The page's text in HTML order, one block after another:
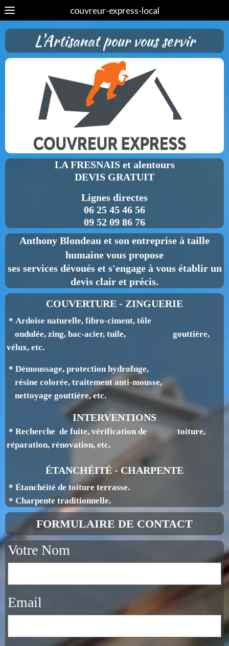
couvreur-express-local
L'Artisanat pour vous servir
LA FRESNAIS et alentours
DEVIS GRATUIT
Lignes directes
06 25 45 46 56
09 52 09 86 76
Anthony Blondeau et son entreprise à taille
humaine vous propose
ses services dévoués et s'engage à vous établir un
devis clair et précis.
COUVERTURE - ZINGUERIE
* Ardoise naturelle, fibro-ciment, tôle
ondulée, zing, bac-acier, tuile, gouttière,
vélux, etc.
* Démoussage, protection hydrofuge,
résine colorée, traitement anti-mousse,
nettoyage gouttière, etc.
INTERVENTIONS
* Recherche de fuite, vérification de toiture,
réparation, rénovation, etc.
ÉTANCHÉITÉ - CHARPENTE
* Étanchéité de toiture terrasse.
* Charpente traditionnelle.
FORMULAIRE DE CONTACT
Votre Nom
Email